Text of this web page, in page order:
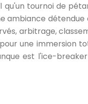
qu'un tournoi de
ambiance détendue
arbitrage,
une immersion
est l'ice-